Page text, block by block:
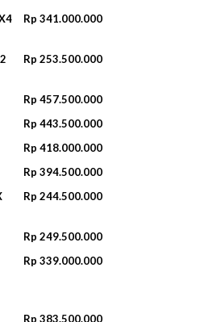
Rp 341.000.000
Rp 253.500.000
Rp 457.500.000
Rp 443.500.000
Rp 418.000.000
Rp 394.500.000
Rp 244.500.000
Rp 249.500.000
Rp 339.000.000
Rp 383.500.000